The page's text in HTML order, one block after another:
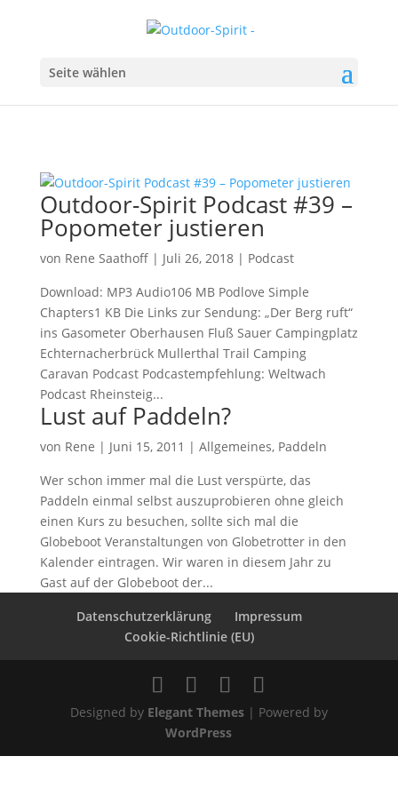
Seite wählen
Outdoor-Spirit Podcast #39 –
Popometer justieren
von Rene Saathoff| Juli 26, 2018| Podcast
Download: MP3 Audio106 MB Podlove Simple
Chapters1 KB Die Links zur Sendung: „Der Berg ruft“
ins Gasometer Oberhausen Fluß Sauer Campingplatz
Echternacherbrück Mullerthal Trail Camping
Caravan Podcast Podcastempfehlung: Weltwach
Podcast Rheinsteig...
Lust auf Paddeln?
von Rene | Juni 15, 2011 | Allgemeines, Paddeln
Wer schon immer mal die Lust verspürte, das
Paddeln einmal selbst auszuprobieren ohne gleich
einen Kurs zu besuchen, sollte sich mal die
Globeboot Veranstaltungen von Globetrotter in den
Kalender eintragen. Wir waren in diesem Jahr zu
Gast auf der Globeboot der...
Datenschutzerklärung
Impressum
Cookie-Richtlinie (EU)
Designed by Elegant Themes| Powered by
WordPress